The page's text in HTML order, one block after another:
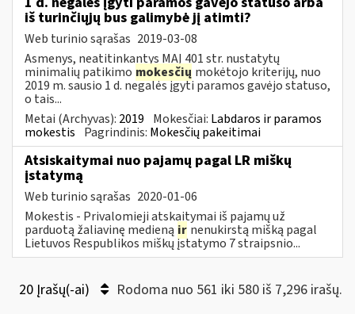
iš turinčiųjų bus galimybė jį atimti?
Web turinio sąrašas 2019-03-08
Asmenys, neatitinkantys MAĮ 401 str. nustatytų
minimalių patikimo mokesčių mokėtojo kriterijų, nuo
2019 m. sausio 1 d. negalės įgyti paramos gavėjo statuso,
o tais...
Metai (Archyvas): 2019 Mokesčiai: Labdaros ir paramos
mokestis Pagrindinis: Mokesčių pakeitimai
Atsiskaitymai nuo pajamų pagal LR miškų
įstatymą
Web turinio sąrašas 2020-01-06
Mokestis - Privalomieji atskaitymai iš pajamų už
parduotą žaliavinę medieną ir nenukirstą mišką pagal
Lietuvos Respublikos miškų įstatymo 7 straipsnio...
20 Įrašų(-ai) Rodoma nuo 561 iki 580 iš 7,296 irašų.